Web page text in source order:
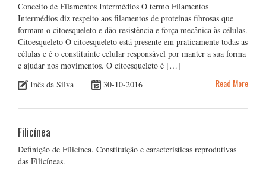
Conceito de Filamentos Intermédios O termo Filamentos
Intermédios diz respeito aos filamentos de proteínas fibrosas que
formam o citoesqueleto e dão resistência e força mecânica às células.
Citoesqueleto O citoesqueleto está presente em praticamente todas as
células e é o constituinte celular responsável por manter a sua forma
e ajudar nos movimentos. O citoesqueleto é […]
Inês da Silva
30-10-2016 Read More
Filicínea
Definição de Filicínea. Constituição e características reprodutivas
das Filicíneas.